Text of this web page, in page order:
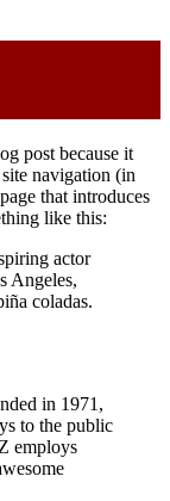
post because it
navigation (in
that introduces
like this:
actor
Angeles,
coladas.
in 1971,
to the public
employs